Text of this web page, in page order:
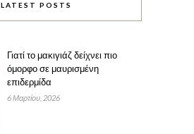
LATEST POSTS
Γιατί το μακιγιάζ δείχνει πιο
όμορφο σε μαυρισμένη
επιδερμίδα
6 Μαρτίου, 2026